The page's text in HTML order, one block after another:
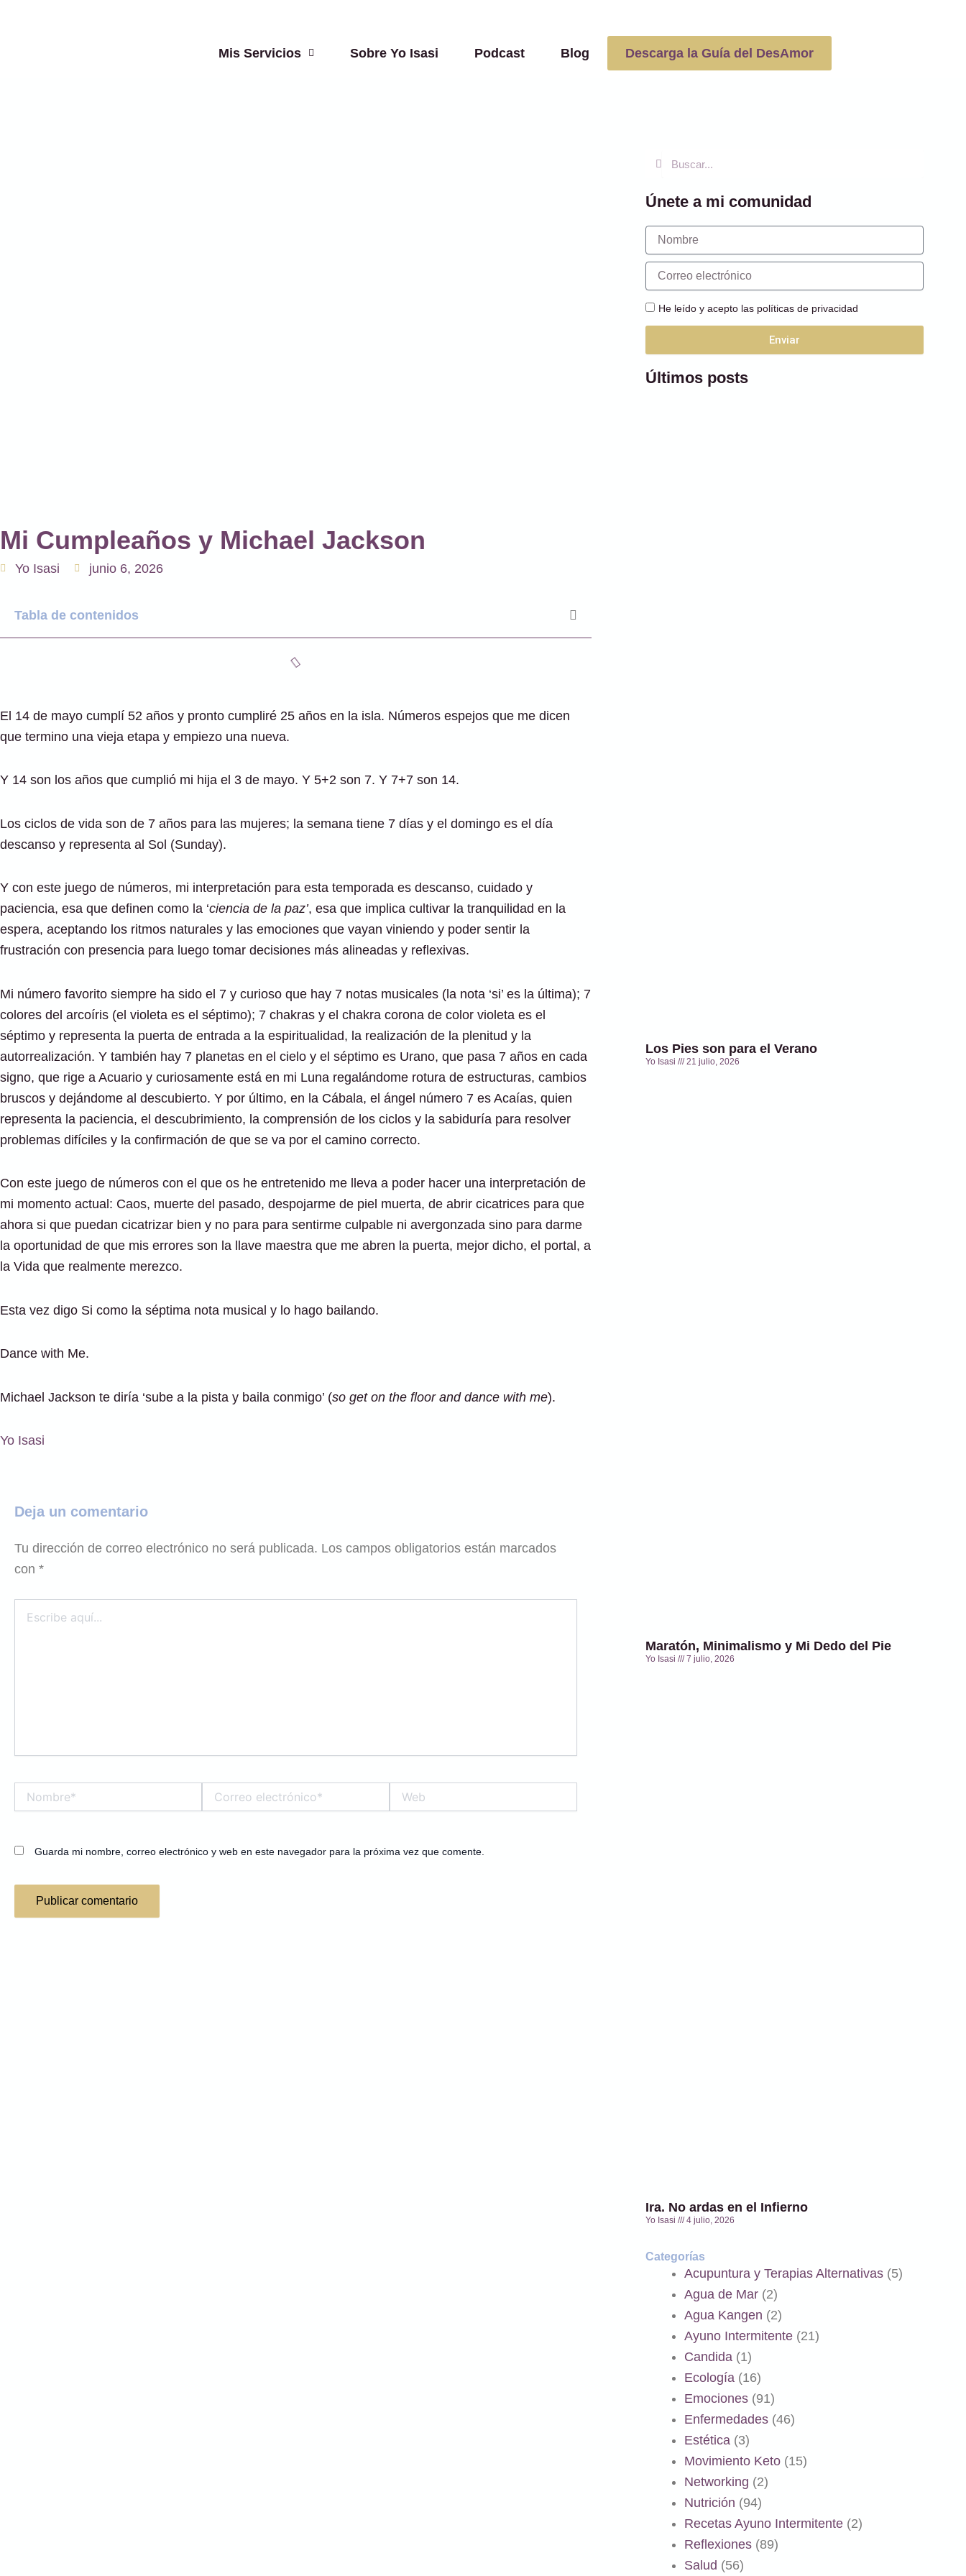
Mis Servicios Sobre Yo Isasi Podcast Blog Descarga la Guía del DesAmor
Mi Cumpleaños y Michael Jackson
Yo Isasi junio 6, 2026
Tabla de contenidos
El 14 de mayo cumplí 52 años y pronto cumpliré 25 años en la isla. Números espejos que me dicen
que termino una vieja etapa y empiezo una nueva.
Y 14 son los años que cumplió mi hija el 3 de mayo. Y 5+2 son 7. Y 7+7 son 14.
Los ciclos de vida son de 7 años para las mujeres; la semana tiene 7 días y el domingo es el día
descanso y representa al Sol (Sunday).
Y con este juego de números, mi interpretación para esta temporada es descanso, cuidado y
paciencia, esa que definen como la ‘ciencia de la paz’, esa que implica cultivar la tranquilidad en la
espera, aceptando los ritmos naturales y las emociones que vayan viniendo y poder sentir la
frustración con presencia para luego tomar decisiones más alineadas y reflexivas.
Mi número favorito siempre ha sido el 7 y curioso que hay 7 notas musicales (la nota ‘si’ es la última); 7
colores del arcoíris (el violeta es el séptimo); 7 chakras y el chakra corona de color violeta es el
séptimo y representa la puerta de entrada a la espiritualidad, la realización de la plenitud y la
autorrealización. Y también hay 7 planetas en el cielo y el séptimo es Urano, que pasa 7 años en cada
signo, que rige a Acuario y curiosamente está en mi Luna regalándome rotura de estructuras, cambios
bruscos y dejándome al descubierto. Y por último, en la Cábala, el ángel número 7 es Acaías, quien
representa la paciencia, el descubrimiento, la comprensión de los ciclos y la sabiduría para resolver
problemas difíciles y la confirmación de que se va por el camino correcto.
Con este juego de números con el que os he entretenido me lleva a poder hacer una interpretación de
mi momento actual: Caos, muerte del pasado, despojarme de piel muerta, de abrir cicatrices para que
ahora si que puedan cicatrizar bien y no para para sentirme culpable ni avergonzada sino para darme
la oportunidad de que mis errores son la llave maestra que me abren la puerta, mejor dicho, el portal, a
la Vida que realmente merezco.
Esta vez digo Si como la séptima nota musical y lo hago bailando.
Dance with Me.
Michael Jackson te diría ‘sube a la pista y baila conmigo’ (so get on the floor and dance with me).
Yo Isasi
Deja un comentario
Tu dirección de correo electrónico no será publicada. Los campos obligatorios están marcados
con *
aquí...
electrónico*
Guarda mi nombre, correo electrónico y web en este navegador para la próxima vez que comente.
Buscar
Únete a mi comunidad
Nombre
Correo
electrónico
He leído y acepto las políticas de privacidad
Enviar
Últimos posts
Los Pies son para el Verano
Yo Isasi 21 julio, 2026
Maratón, Minimalismo y Mi Dedo del Pie
Yo Isasi 7 julio, 2026
Ira. No ardas en el Infierno
Yo Isasi 4 julio, 2026
Categorías
Acupuntura y Terapias Alternativas (5)
Agua de Mar (2)
Agua Kangen (2)
Ayuno Intermitente (21)
Candida (1)
Ecología (16)
Emociones (91)
Enfermedades (46)
Estética (3)
Movimiento Keto (15)
Networking (2)
Nutrición (94)
Recetas Ayuno Intermitente (2)
Reflexiones (89)
Salud (56)